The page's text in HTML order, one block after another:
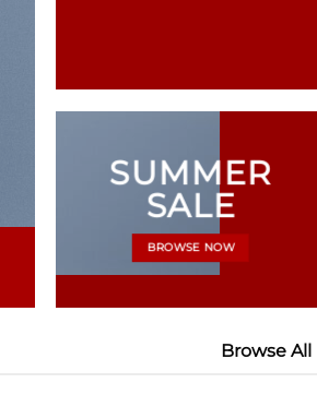
SUMMER
SALE
BROWSE NOW
Browse All